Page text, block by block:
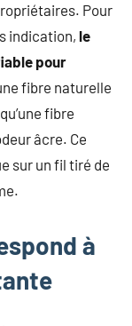
Pour
indication, le
pour
fibre naturelle
fibre
âcre. Ce
sur un fil tiré de
à